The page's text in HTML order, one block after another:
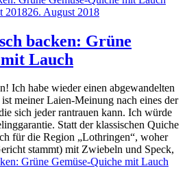
201826. August 2018
backen: Grüne
Lauch
Ich habe wieder einen abgewandelten
meiner Laien-Meinung nach eines der
sich jeder rantrauen kann. Ich würde
Statt der klassischen Quiche
für die Region „Lothringen“, woher
stammt) mit Zwiebeln und Speck,
Grüne Gemüse-Quiche mit Lauch